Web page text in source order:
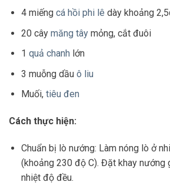
4 miếngcá hồi phi lê dày khoảng
20 câymăng tâymỏng, cắt đuôi
1 quả chanh lớn
3 muỗng dầuô liu
Muối,tiêu đen
Cách thực hiện:
Chuẩn bị lò nướng: Làm nóng lò ở
(khoảng 230 độ C). Đặt khay
nhiệt độ đều.